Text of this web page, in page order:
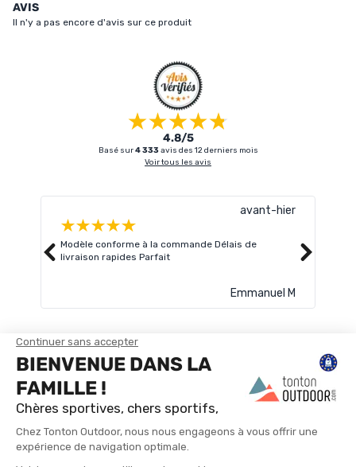
AVIS
Il n'y a pas encore d'avis sur ce produit
4.8/5
Basé sur4 333avis des 12 derniers mois
Voir tous les avis
avant-hier
Modèle conforme à la commande Délais de
livraison rapides Parfait
Emmanuel M
TROUVER UN MAGASIN